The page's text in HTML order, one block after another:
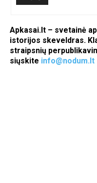
Apkasai.lt – svetainė
istorijos skeveldras.
straipsnių
siųskite info@nodum.lt